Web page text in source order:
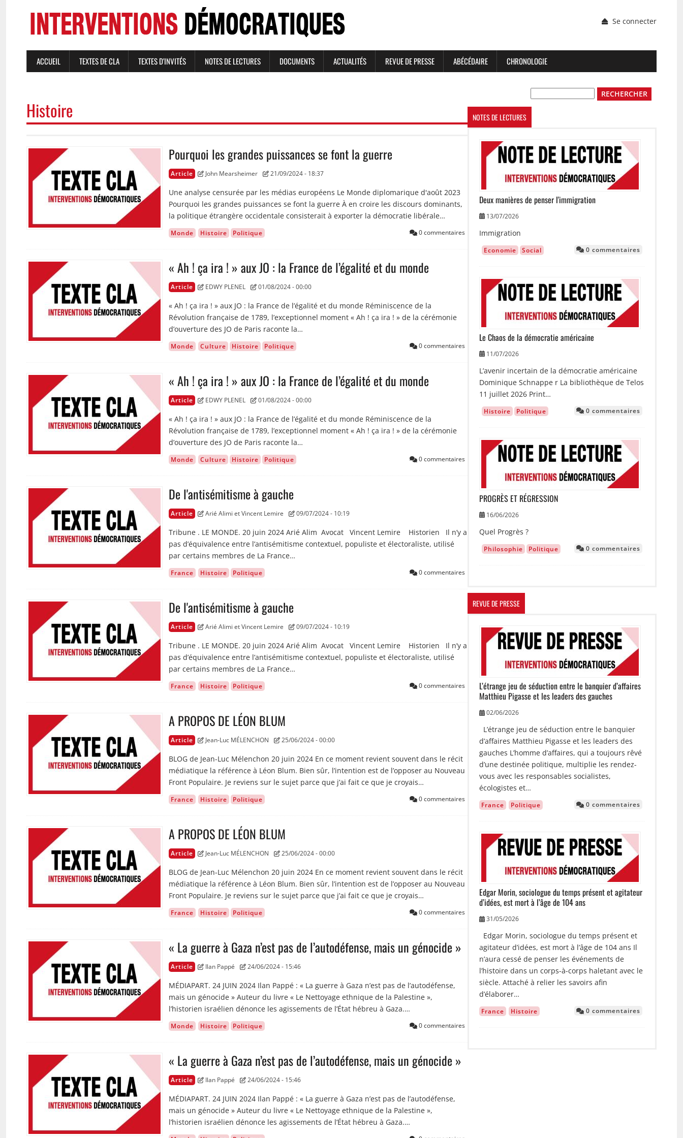
du
l'utilisateur
Se connecter
NAVIGATION
PRINCIPALE
ACCUEIL TEXTES DE CLA TEXTES D'INVITÉS NOTES DE LECTURES DOCUMENTS ACTUALITÉS REVUE DE PRESSE ABÉCÉDAIRE CHRONOLOGIE
Histoire
Pourquoi les grandes puissances se font la guerre
Article John Mearsheimer 21/09/2024 - 18:37
Une analyse censurée par les médias européens Le Monde diplomarique d'août 2023
Pourquoi les grandes puissances se font la guerre À en croire les discours dominants,
la politique étrangère occidentale consisterait à exporter la démocratie libérale…
Monde Histoire Politique 0 commentaires
« Ah ! ça ira ! » aux JO : la France de l’égalité et du monde
Article EDWY PLENEL 01/08/2024 - 00:00
« Ah ! ça ira ! » aux JO : la France de l’égalité et du monde Réminiscence de la
Révolution française de 1789, l’exceptionnel moment « Ah ! ça ira ! » de la cérémonie
d’ouverture des JO de Paris raconte la…
Monde Culture Histoire Politique 0 commentaires
« Ah ! ça ira ! » aux JO : la France de l’égalité et du monde
Article EDWY PLENEL 01/08/2024 - 00:00
« Ah ! ça ira ! » aux JO : la France de l’égalité et du monde Réminiscence de la
Révolution française de 1789, l’exceptionnel moment « Ah ! ça ira ! » de la cérémonie
d’ouverture des JO de Paris raconte la…
Monde Culture Histoire Politique 0 commentaires
De l'antisémitisme à gauche
Article Arié Alimi et Vincent Lemire 09/07/2024 - 10:19
Tribune . LE MONDE. 20 juin 2024 Arié Alim Avocat Vincent Lemire Historien Il n’y a
pas d’équivalence entre l’antisémitisme contextuel, populiste et électoraliste, utilisé
par certains membres de La France…
France Histoire Politique 0 commentaires
De l'antisémitisme à gauche
Article Arié Alimi et Vincent Lemire 09/07/2024 - 10:19
Tribune . LE MONDE. 20 juin 2024 Arié Alim Avocat Vincent Lemire Historien Il n’y a
pas d’équivalence entre l’antisémitisme contextuel, populiste et électoraliste, utilisé
par certains membres de La France…
France Histoire Politique 0 commentaires
A PROPOS DE LÉON BLUM
Article Jean-Luc MÉLENCHON 25/06/2024 - 00:00
BLOG de Jean-Luc Mélenchon 20 juin 2024 En ce moment revient souvent dans le récit
médiatique la référence à Léon Blum. Bien sûr, l’intention est de l’opposer au Nouveau
Front Populaire. Je reviens sur le sujet parce que j’ai fait ce que je croyais…
France Histoire Politique 0 commentaires
A PROPOS DE LÉON BLUM
Article Jean-Luc MÉLENCHON 25/06/2024 - 00:00
BLOG de Jean-Luc Mélenchon 20 juin 2024 En ce moment revient souvent dans le récit
médiatique la référence à Léon Blum. Bien sûr, l’intention est de l’opposer au Nouveau
Front Populaire. Je reviens sur le sujet parce que j’ai fait ce que je croyais…
France Histoire Politique 0 commentaires
« La guerre à Gaza n’est pas de l’autodéfense, mais un génocide »
Article Ilan Pappé 24/06/2024 - 15:46
MÉDIAPART. 24 JUIN 2024 Ilan Pappé : « La guerre à Gaza n’est pas de l’autodéfense,
mais un génocide » Auteur du livre « Le Nettoyage ethnique de la Palestine »,
l’historien israélien dénonce les agissements de l’État hébreu à Gaza.…
Monde Histoire Politique 0 commentaires
« La guerre à Gaza n’est pas de l’autodéfense, mais un génocide »
Article Ilan Pappé 24/06/2024 - 15:46
MÉDIAPART. 24 JUIN 2024 Ilan Pappé : « La guerre à Gaza n’est pas de l’autodéfense,
mais un génocide » Auteur du livre « Le Nettoyage ethnique de la Palestine »,
l’historien israélien dénonce les agissements de l’État hébreu à Gaza.…
NOTES DE LECTURES
Image
Deux manières de penser l'immigration
13/07/2026
Immigration
Economie Social 0 commentaires
Image
Le Chaos de la démocratie américaine
11/07/2026
L’avenir incertain de la démocratie américaine
Dominique Schnappe r La bibliothèque de Telos
11 juillet 2026 Print…
Histoire Politique 0 commentaires
Image
PROGRÈS ET RÉGRESSION
16/06/2026
Quel Progrès ?
Philosophie Politique 0 commentaires
REVUE DE PRESSE
Image
L’étrange jeu de séduction entre le banquier d’affaires
Matthieu Pigasse et les leaders des gauches
02/06/2026
L’étrange jeu de séduction entre le banquier
d’affaires Matthieu Pigasse et les leaders des
gauches L’homme d’affaires, qui a toujours rêvé
d’une destinée politique, multiplie les rendez-
vous avec les responsables socialistes,
écologistes et…
France Politique 0 commentaires
Image
Edgar Morin, sociologue du temps présent et agitateur
d’idées, est mort à l’âge de 104 ans
31/05/2026
Edgar Morin, sociologue du temps présent et
agitateur d’idées, est mort à l’âge de 104 ans Il
n’aura cessé de penser les événements de
l’histoire dans un corps-à-corps haletant avec le
siècle. Attaché à relier les savoirs afin
d’élaborer…
France Histoire 0 commentaires